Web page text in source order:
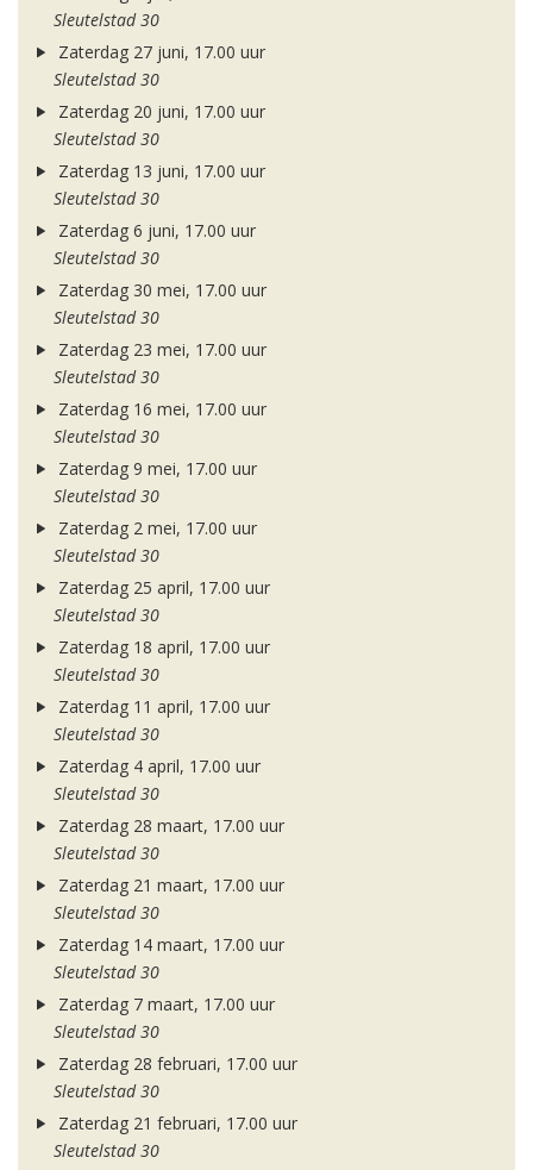
Sleutelstad 30
Zaterdag 27 juni, 17.00 uur
Sleutelstad 30
Zaterdag 20 juni, 17.00 uur
Sleutelstad 30
Zaterdag 13 juni, 17.00 uur
Sleutelstad 30
Zaterdag 6 juni, 17.00 uur
Sleutelstad 30
Zaterdag 30 mei, 17.00 uur
Sleutelstad 30
Zaterdag 23 mei, 17.00 uur
Sleutelstad 30
Zaterdag 16 mei, 17.00 uur
Sleutelstad 30
Zaterdag 9 mei, 17.00 uur
Sleutelstad 30
Zaterdag 2 mei, 17.00 uur
Sleutelstad 30
Zaterdag 25 april, 17.00 uur
Sleutelstad 30
Zaterdag 18 april, 17.00 uur
Sleutelstad 30
Zaterdag 11 april, 17.00 uur
Sleutelstad 30
Zaterdag 4 april, 17.00 uur
Sleutelstad 30
Zaterdag 28 maart, 17.00 uur
Sleutelstad 30
Zaterdag 21 maart, 17.00 uur
Sleutelstad 30
Zaterdag 14 maart, 17.00 uur
Sleutelstad 30
Zaterdag 7 maart, 17.00 uur
Sleutelstad 30
Zaterdag 28 februari, 17.00 uur
Sleutelstad 30
Zaterdag 21 februari, 17.00 uur
Sleutelstad 30